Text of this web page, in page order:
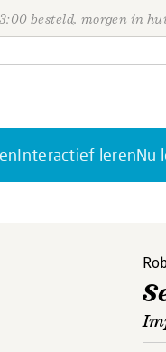
besteld, morgen in
Interactief lerenNu